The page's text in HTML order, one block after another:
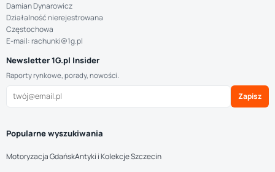
Damian Dynarowicz
Działalność nierejestrowana
Częstochowa
E-mail: rachunki@1g.pl
Newsletter 1G.pl Insider
Raporty rynkowe, porady, nowości.
Zapisz
Popularne wyszukiwania
Motoryzacja GdańskAntyki i Kolekcje Szczecin